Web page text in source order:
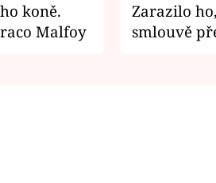
koně.
Malfoy
Zarazilo
smlouvě